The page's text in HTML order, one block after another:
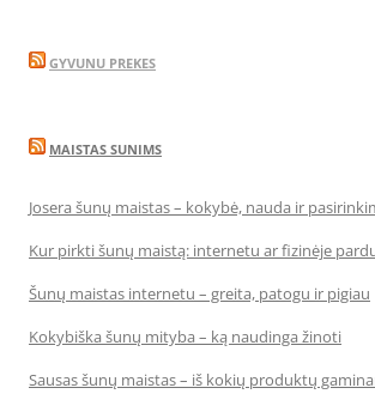
GYVUNU PREKES
MAISTAS SUNIMS
Josera šunų maistas – kokybė, nauda ir
Kur pirkti šunų maistą: internetu ar fizinėje
Šunų maistas internetu – greita, patogu ir pigiau
Kokybiška šunų mityba – ką naudinga žinoti
Sausas šunų maistas – iš kokių produktų